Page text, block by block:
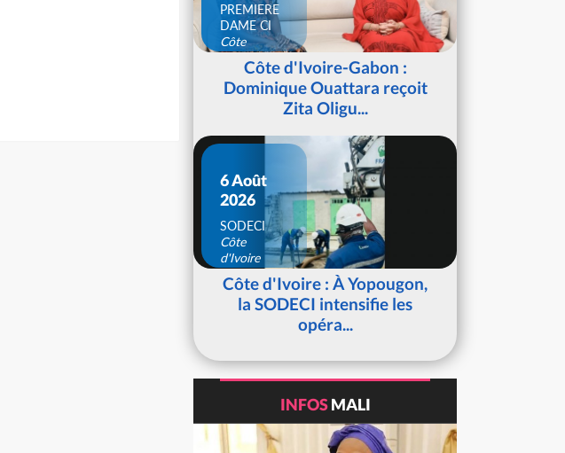
PREMIERE
DAME CI
Côte
d'IvoireCôte d'Ivoire-Gabon :
Dominique Ouattara reçoit
Zita Oligu...
6 Août
2026
SODECI
Côte
d'Ivoire
Côte d'Ivoire : À Yopougon,
la SODECI intensifie les
opéra...
INFOSMALI